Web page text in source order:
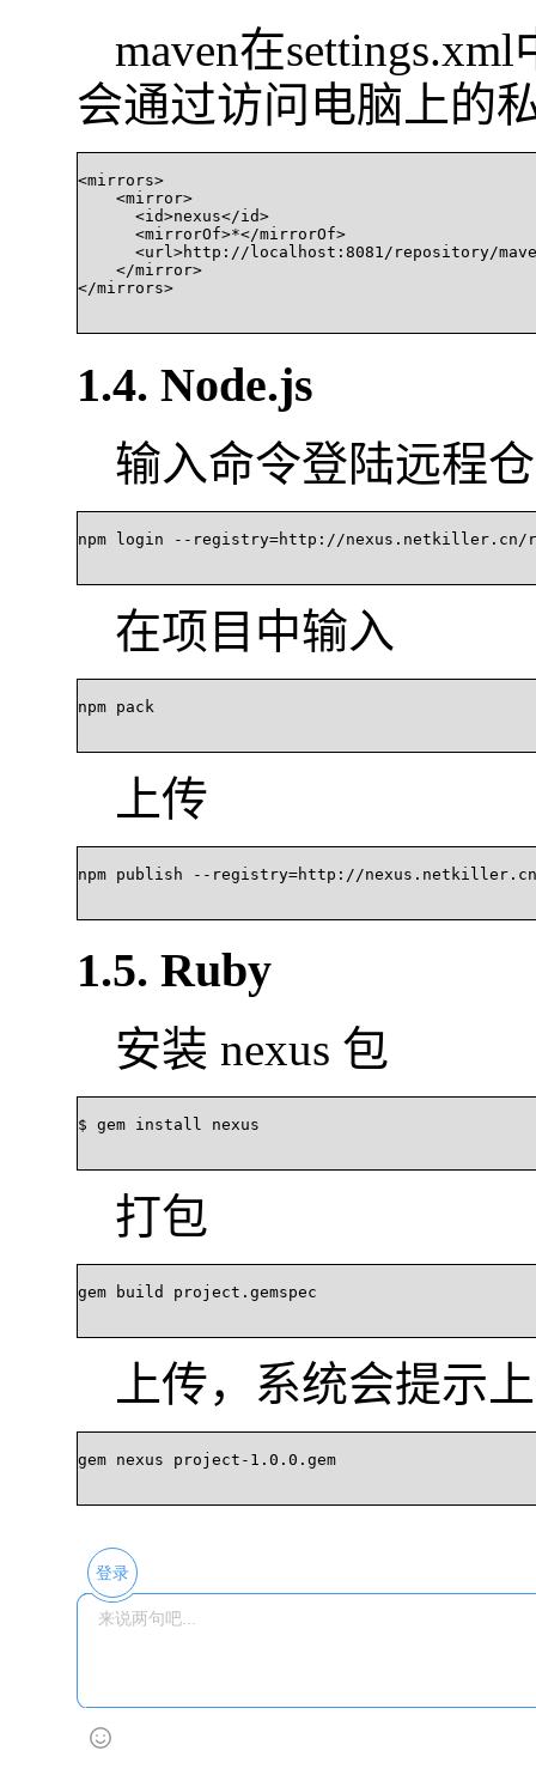
maven在
会通过访问电脑上的
<mirrors>
    <mirror>
      <id>nexus</id>
      <mirrorOf>*</mirrorOf>
<url>http://localhost:8081/repository/
    </mirror>
</mirrors>
1.4. Node.js
输入命令登陆远程
npm login --registry=http://nexus.netkiller.cn/
在项目中输入
npm pack
上传
npm publish --registry=http://
1.5. Ruby
安装 nexus 包
$ gem install nexus
打包
gem build project.gemspec
上传，系统会提示
gem nexus project-1.0.0.gem
登录